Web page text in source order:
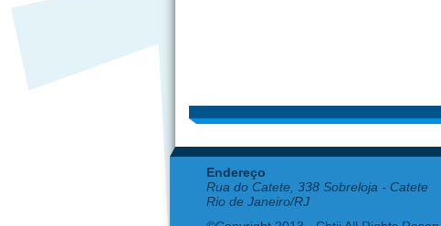
Endereço
Rua do Catete, 338 Sobreloja - Catete
Rio de Janeiro/RJ